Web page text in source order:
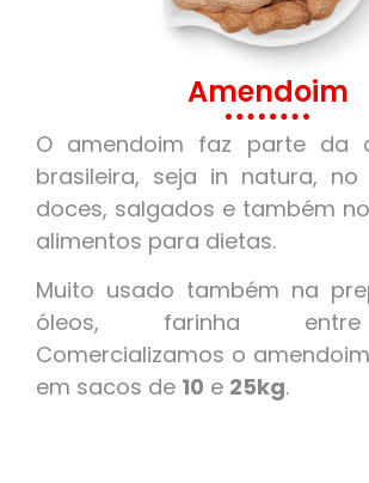
Amendoim
O amendoim faz parte da
brasileira, seja in natura,
doces, salgados e também
alimentos para dietas.
Muito usado também na
óleos, farinha
Comercializamos o
em sacos de 10 e 25kg.